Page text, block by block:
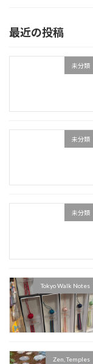
最近の投稿
未分類
未分類
未分類
Tokyo Walk Notes
Zen, Temples